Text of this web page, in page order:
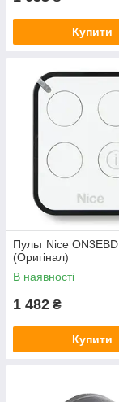
Купити
Пульт Nice ON3EBD
(Оригінал)
В наявності
1 482 ₴
Купити